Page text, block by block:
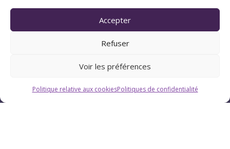
Accepter
Refuser
Voir les préférences
Politique relative aux cookiesPolitiques de confidentialité
Horaires
Du lundi au vendredi : 9h-12h / 13h-18h
Le samedi : 9h-12h